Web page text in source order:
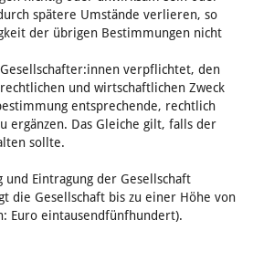
spätere Umstände verlieren, so
der übrigen Bestimmungen nicht
verpflichtet, den
und wirtschaftlichen Zweck
entsprechende, rechtlich
ergänzen. Das Gleiche gilt, falls der
sollte.
Eintragung der Gesellschaft
die Gesellschaft bis zu einer Höhe von
Euro eintausendfünfhundert).